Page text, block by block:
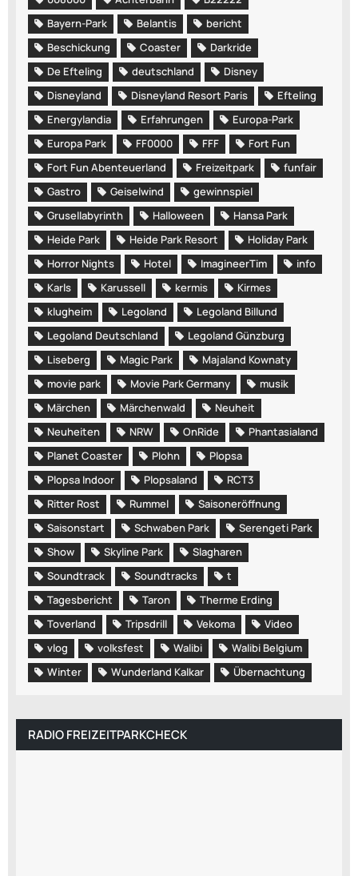
Bayern-Park
Belantis
bericht
Beschickung
Coaster
Darkride
De Efteling
deutschland
Disney
Disneyland
Disneyland Resort Paris
Efteling
Energylandia
Erfahrungen
Europa-Park
Europa Park
FF0000 FFF
Fort Fun
Fort Fun Abenteuerland
Freizeitpark
funfair
Gastro
Geiselwind
gewinnspiel
Grusellabyrinth
Halloween
Hansa Park
Heide Park
Heide Park Resort
Holiday Park
Horror Nights
Hotel ImagineerTim
info
Karls
Karussell kermis
Kirmes
klugheim
Legoland
Legoland Billund
Legoland Deutschland
Legoland Günzburg
Liseberg
Magic Park
Majaland Kownaty
movie park
Movie Park Germany
musik
Märchen
Märchenwald
Neuheit
Neuheiten
NRW OnRide
Phantasialand
Planet Coaster
Plohn
Plopsa
Plopsa Indoor
Plopsaland
RCT3
Ritter Rost
Rummel
Saisoneröffnung
Saisonstart
Schwaben Park
Serengeti Park
Show
Skyline Park
Slagharen
Soundtrack
Soundtracks
t
Tagesbericht
Taron
Therme Erding
Toverland
Tripsdrill Vekoma
Video
vlog
volksfest Walibi
Walibi Belgium
Winter
Wunderland Kalkar Übernachtung
RADIO FREIZEITPARKCHECK